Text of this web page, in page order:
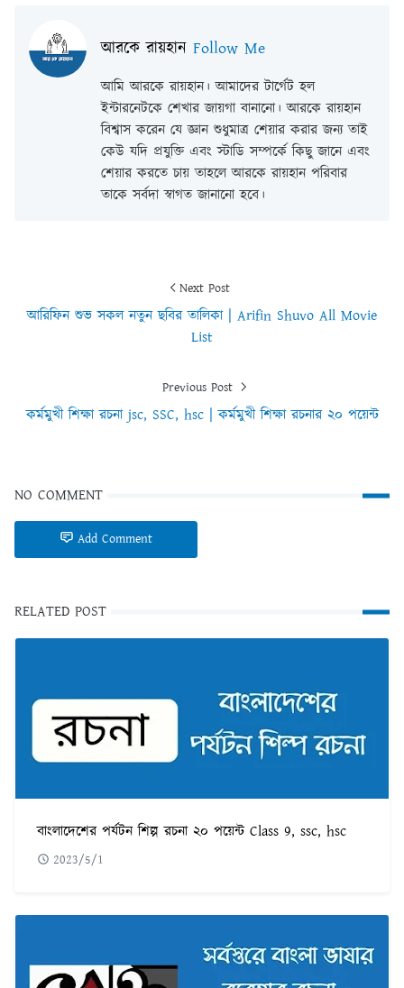
আরকে রায়হান Follow Me
আমি আরকে রায়হান। আমাদের টার্গেট হল
ইন্টারনেটকে শেখার জায়গা বানানো। আরকে রায়হান
বিশ্বাস করেন যে জ্ঞান শুধুমাত্র শেয়ার করার জন্য তাই
কেউ যদি প্রযুক্তি এবং স্টাডি সম্পর্কে কিছু জানে এবং
শেয়ার করতে চায় তাহলে আরকে রায়হান পরিবার
তাকে সর্বদা স্বাগত জানানো হবে।
Next Post
আরিফিন শুভ সকল নতুন ছবির তালিকা | Arifin Shuvo All Movie
List
Previous Post
কর্মমুখী শিক্ষা রচনা jsc, SSC, hsc | কর্মমুখী শিক্ষা রচনার ২০ পয়েন্ট
NO COMMENT
Add Comment
RELATED POST
বাংলাদেশের পর্যটন শিল্প রচনা ২০ পয়েন্ট Class 9, ssc, hsc
2023/5/1